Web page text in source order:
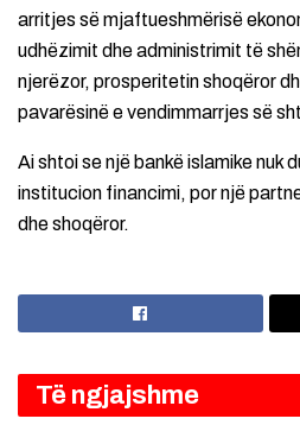
arritjes së mjaftueshmërisë
udhëzimit dhe administrimit të
njerëzor, prosperitetin shoqëror
pavarësinë e vendimmarrjes së
Ai shtoi se një bankë islamike nuk
institucion financimi, por një
dhe shoqëror.
Të ngjajshme